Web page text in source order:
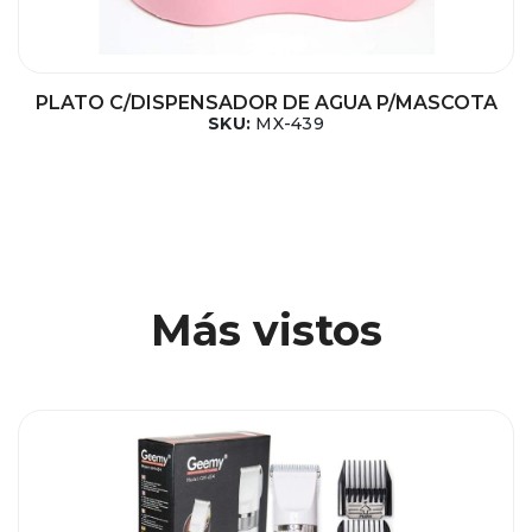
PLATO C/DISPENSADOR DE AGUA P/MASCOTA
SKU: MX-439
Más vistos